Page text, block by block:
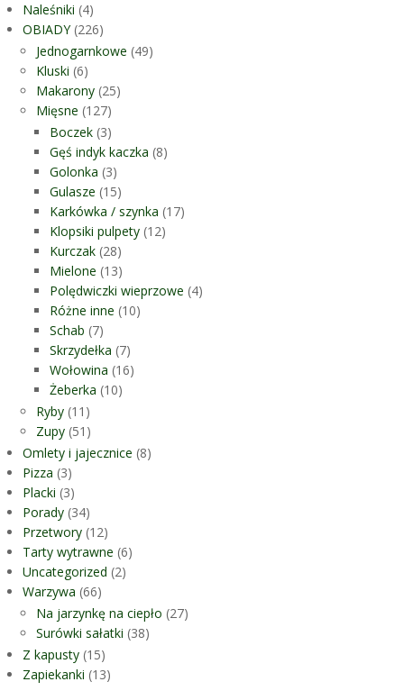
Naleśniki (4)
OBIADY(226)
Jednogarnkowe (49)
Kluski (6)
Makarony (25)
Mięsne (127)
Boczek (3)
Gęś indyk kaczka (8)
Golonka (3)
Gulasze (15)
Karkówka / szynka (17)
Klopsiki pulpety (12)
Kurczak (28)
Mielone (13)
Polędwiczki wieprzowe (4)
Różne inne (10)
Schab (7)
Skrzydełka (7)
Wołowina (16)
Żeberka (10)
Ryby (11)
Zupy (51)
Omlety i jajecznice (8)
Pizza (3)
Placki (3)
Porady (34)
Przetwory (12)
Tarty wytrawne (6)
Uncategorized (2)
Warzywa (66)
Na jarzynkę na ciepło (27)
Surówki sałatki (38)
Z kapusty (15)
Zapiekanki (13)